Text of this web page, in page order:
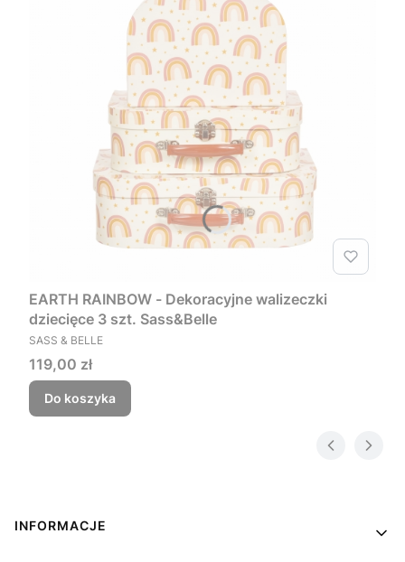
EARTH RAINBOW - Dekoracyjne walizeczki
dziecięce 3 szt. Sass&Belle
PRODUCENT
SASS & BELLE
Cena
119,00 zł
Do koszyka
Linki w stopce
INFORMACJE